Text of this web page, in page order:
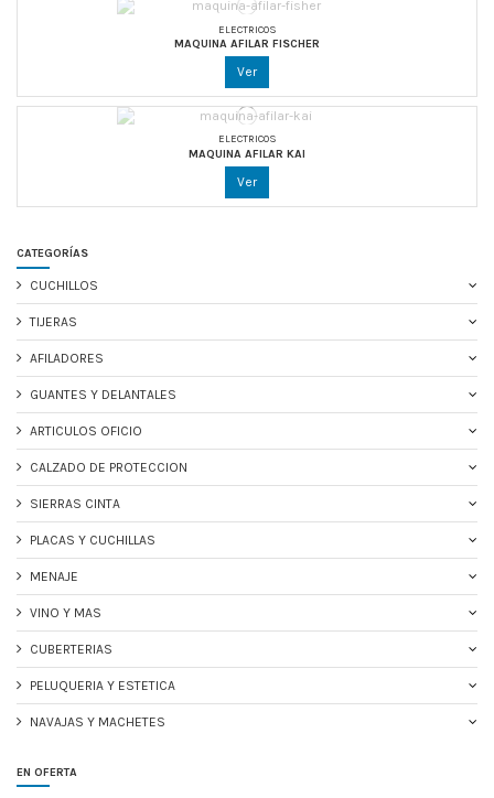
ELECTRICOS
MAQUINA AFILAR FISCHER
Ver
ELECTRICOS
MAQUINA AFILAR KAI
Ver
CATEGORÍAS
CUCHILLOS
TIJERAS
AFILADORES
GUANTES Y DELANTALES
ARTICULOS OFICIO
CALZADO DE PROTECCION
SIERRAS CINTA
PLACAS Y CUCHILLAS
MENAJE
VINO Y MAS
CUBERTERIAS
PELUQUERIA Y ESTETICA
NAVAJAS Y MACHETES
EN OFERTA